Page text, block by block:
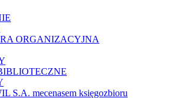
ORGANIZACYJNA
S.A. mecenasem księgozbioru